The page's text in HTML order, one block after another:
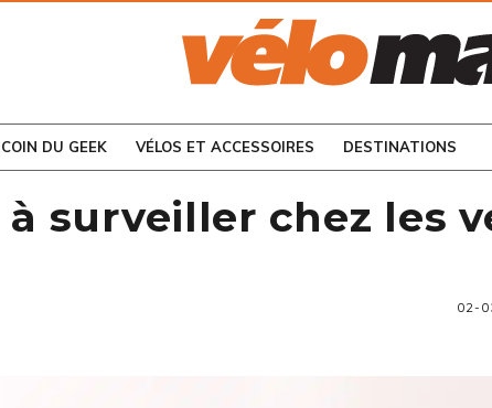
COIN DU GEEK VÉLOS ET ACCESSOIRES DESTINATIONS
CONSULTEZ LES
surveiller chez les
02-